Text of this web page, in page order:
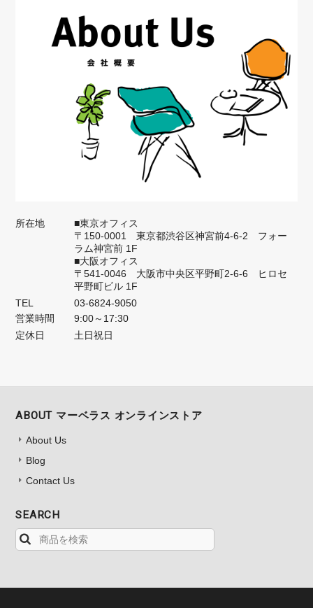
所在地
■東京オフィス
〒150-0001 東京都渋谷区神宮前4-6-2 フォー
ラム神宮前 1F
■大阪オフィス
〒541-0046 大阪市中央区平野町2-6-6 ヒロセ
平野町ビル 1F
TEL
03-6824-9050
営業時間
9:00～17:30
定休日
土日祝日
ABOUT マーベラス オンラインストア
About Us
Blog
Contact Us
SEARCH